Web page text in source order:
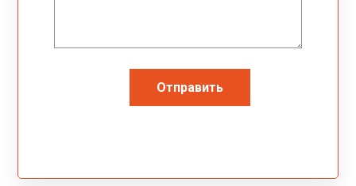
Отправить